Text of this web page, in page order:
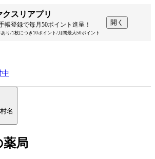
クスリアプリ
帳登録で毎月50ポイント進呈！
り/1枚につき10ポイント/月間最大50ポイント
開く
中
名
薬局